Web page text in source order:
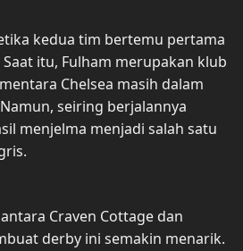
kedua tim bertemu pertama
itu, Fulham merupakan klub
Chelsea masih dalam
seiring berjalannya
menjelma menjadi salah satu
Craven Cottage dan
derby ini semakin menarik.